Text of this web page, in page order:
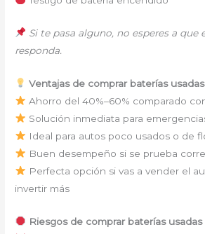
Si te pasa alguno, no esperes a que
responda.
Ventajas de comprar baterías
Ahorro del 40%–60% comparado
Solución inmediata para
Ideal para autos poco usados o de
Buen desempeño si se prueba
Perfecta opción si vas a vender el
invertir más
Riesgos de comprar baterías usadas